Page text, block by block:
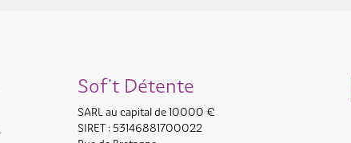
Sof't Détente
SARL au capital de 10000 €
SIRET : 53146881700022